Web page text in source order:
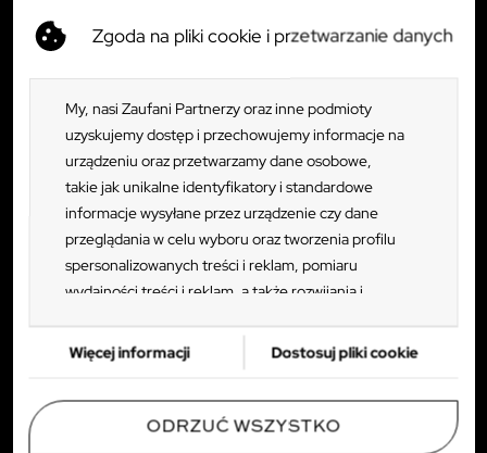
Zgoda na pliki cookie i przetwarzanie danych
My, nasi Zaufani Partnerzy oraz inne podmioty
uzyskujemy dostęp i przechowujemy informacje na
urządzeniu oraz przetwarzamy dane osobowe,
takie jak unikalne identyfikatory i standardowe
informacje wysyłane przez urządzenie czy dane
przeglądania w celu wyboru oraz tworzenia profilu
spersonalizowanych treści i reklam, pomiaru
wydajności treści i reklam, a także rozwijania i
Zaufani Partnerzy możemy korzystać z
precyzyjnych danych geolokalizacyjnych oraz
Ponieważ cenimy Twoją prywatność, prosimy o
Więcej informacji Dostosuj pliki cookie
ODRZUĆ WSZYSTKO
Klienci biznesowi
Dostawy i logistyka
+48 783 173 632
Zwroty i reklamacje
+48 782 133 859
pn - pt: 8:00 - 16:00
ul. Tczewska 35, 83-112 Rokitki
SPRAWDŹ RÓWNIEŻ
WAŻNE INFORMACJE